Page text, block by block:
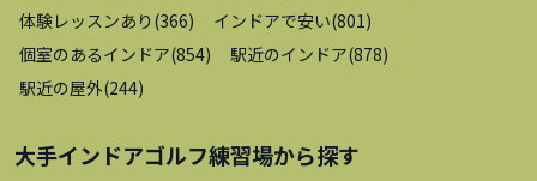
体験レッスンあり (366) インドアで安い(801 )
個室のあるインドア(854) 駅近のインドア(878)
駅近の屋外(244)
大手インドアゴルフ練習場から探す